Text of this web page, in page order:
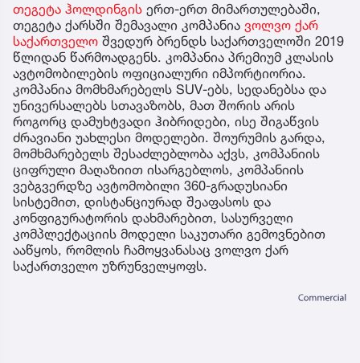
თეგეტა ჰოლდინგის ერთ-ერთ მიმართულებაში,
თეგეტა ქარსში შემავალი კომპანია ვოლვო ქარ
საქართველო შვედურ ბრენდს საქართველოში 2019
წლიდან წარმოადგენს. კომპანია პრემიუმ კლასის
ავტომობილების ოფიციალური იმპორტიორია.
კომპანია მომხმარებელს SUV-ებს, სედანებსა და
უნივერსალებს სთავაზობს, მათ შორის არის
როგორც დამუხტვადი ჰიბრიდები, ისე შიგაწვის
ძრავიანი უახლესი მოდელები. შოურუმის გარდა,
მომხმარებელს შესაძლებლობა აქვს, კომპანიის
ციფრული მაღაზიით ისარგებლოს, კომპანიის
ვებგვერდზე ავტომობილი 360-გრადუსიანი
სისტემით, დისტანციურად შეაფასოს და
კონფიგურატორის დახმარებით, სასურველი
კომპლექტაციის მოდელი საკუთარი გემოვნებით
ააწყოს, რომლის ჩამოყვანასაც ვოლვო ქარ
საქართველო უზრუნველყოფს.